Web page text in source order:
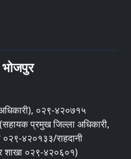
भोजपुर
०२९-४२०७१५
प्रमुख जिल्ला अधिकारी,
४२०१३३/राहदानी
शाखा ०२९-४२०६०१)